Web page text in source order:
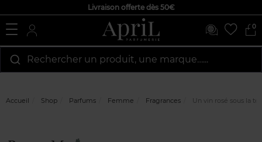
Livraison offerte dès 50€
0
Rechercher un produit, une marque…...
Accueil Shop Parfums Femme Fragrances Un vin rosé sous la